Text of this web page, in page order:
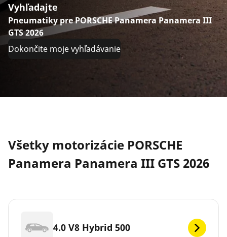
Vyhľadajte
Pneumatiky pre PORSCHE Panamera Panamera III
GTS 2026
Dokončite moje vyhľadávanie
Všetky motorizácie PORSCHE
Panamera Panamera III GTS 2026
4.0 V8 Hybrid 500